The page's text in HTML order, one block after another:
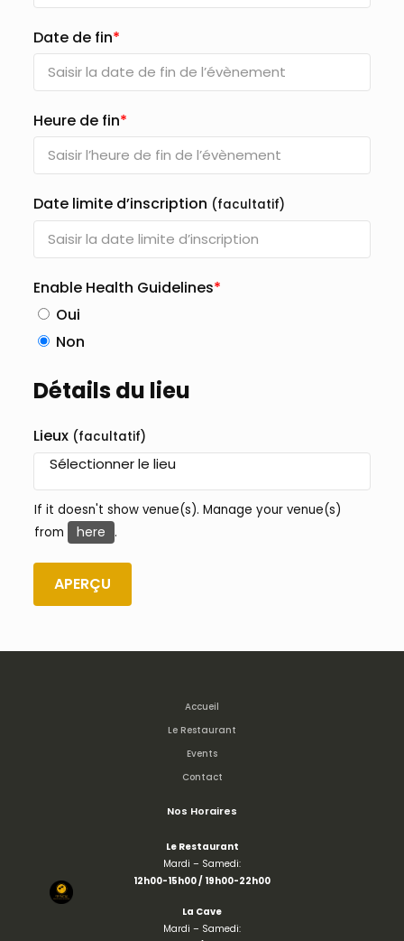
Date de fin*
Heure de fin*
Date limite d’inscription (facultatif)
Enable Health Guidelines*
Oui
Non
Détails du lieu
Lieux (facultatif)
If it doesn't show venue(s). Manage your venue(s)
from
here .
Accueil
Le Restaurant
Events
Contact
Nos Horaires
Le Restaurant
Mardi – Samedi:
12h00-15h00 / 19h00-22h00
La Cave
Mardi – Samedi: